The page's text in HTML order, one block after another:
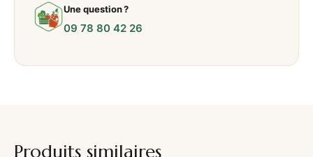
Une question ?
09 78 80 42 26
Produits similaires